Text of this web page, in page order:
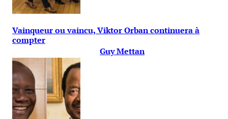
Vainqueur ou vaincu, Viktor Orban continuera à
compter
Guy Mettan